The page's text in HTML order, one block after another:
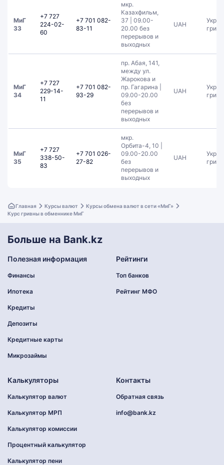
МиГ
33
+7 727
224-02-
60
+7 701 082-
83-11
мкр.
Казахфильм,
37 | 09.00-
20.00 без
перерывов и
выходных
UAH
МиГ
34
+7 727
229-14-
11
+7 701 082-
93-29
пр. Абая, 141,
между ул.
Жарокова и
пр. Гагарина |
09.00-20.00
без
перерывов и
выходных
UAH
МиГ
35
+7 727
338-50-
83
+7 701 026-
27-82
мкр.
Орбита-4, 10 |
09.00-20.00
без
перерывов и
выходных
UAH
Главная Курсы валют
Курсы обмена валют в сети «МиГ»
Курс гривны в обменнике МиГ
Больше на Bank.kz
Полезная информация
Финансы
Ипотека
Кредиты
Депозиты
Кредитные карты
Микрозаймы
Рейтинги
Топ банков
Рейтинг МФО
Калькуляторы
Калькулятор валют
Калькулятор МРП
Калькулятор комиссии
Процентный калькулятор
Калькулятор пени
Контакты
Обратная связь
info@bank.kz